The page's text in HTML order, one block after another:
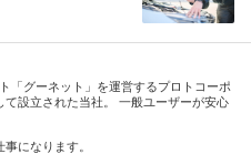
「グーネット」を運営するプロトコーポ
て設立された当社。 一般ユーザーが安心
になります。